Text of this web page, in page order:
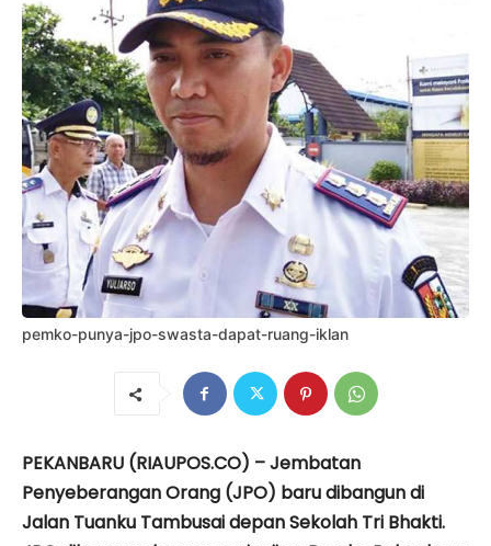
pemko-punya-jpo-swasta-dapat-ruang-iklan
PEKANBARU (RIAUPOS.CO) – Jembatan
Penyeberangan Orang (JPO) baru dibangun di
Jalan Tuanku Tambusai depan Sekolah Tri Bhakti.